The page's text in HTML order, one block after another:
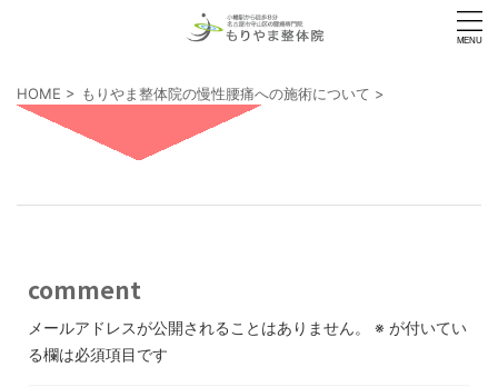
HOME > もりやま整体院の慢性腰痛への施術について >
comment
メールアドレスが公開されることはありません。 ※ が付いてい
る欄は必須項目です